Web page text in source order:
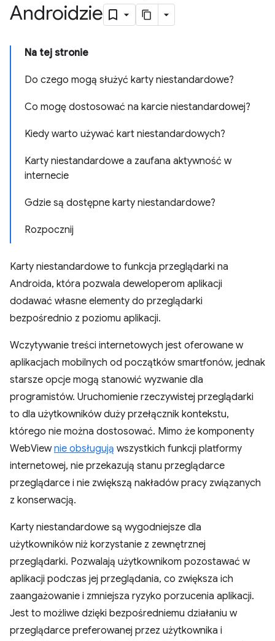
Androidzie
Na tej stronie
Do czego mogą służyć karty niestandardowe?
Co mogę dostosować na karcie niestandardowej?
Kiedy warto używać kart niestandardowych?
Karty niestandardowe a zaufana aktywność w
internecie
Gdzie są dostępne karty niestandardowe?
Rozpocznij
Karty niestandardowe to funkcja przeglądarki na
Androida, która pozwala deweloperom aplikacji
dodawać własne elementy do przeglądarki
bezpośrednio z poziomu aplikacji.
Wczytywanie treści internetowych jest oferowane w
aplikacjach mobilnych od początków smartfonów, jednak
starsze opcje mogą stanowić wyzwanie dla
programistów. Uruchomienie rzeczywistej przeglądarki
to dla użytkowników duży przełącznik kontekstu,
którego nie można dostosować. Mimo że komponenty
WebViewnie obsługują wszystkich funkcji platformy
internetowej, nie przekazują stanu przeglądarce
przeglądarce i nie zwiększą nakładów pracy związanych
z konserwacją.
Karty niestandardowe są wygodniejsze dla
użytkowników niż korzystanie z zewnętrznej
przeglądarki. Pozwalają użytkownikom pozostawać w
aplikacji podczas jej przeglądania, co zwiększa ich
zaangażowanie i zmniejsza ryzyko porzucenia aplikacji.
Jest to możliwe dzięki bezpośredniemu działaniu w
przeglądarce preferowanej przez użytkownika i